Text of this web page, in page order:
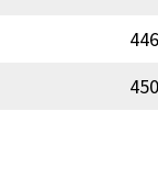
446
450